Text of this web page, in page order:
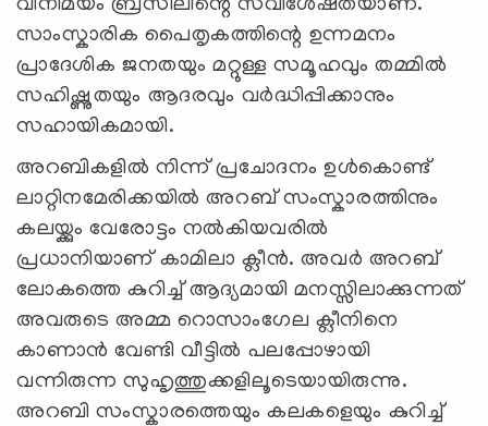
വിനിമയം ബ്രസീലിന്റെ സവിശേഷതയാണ്.
സാംസ്കാരിക പൈതൃകത്തിന്റെ ഉന്നമനം
പ്രാദേശിക ജനതയും മറ്റുള്ള സമൂഹവും തമ്മിൽ
സഹിഷ്ണുതയും ആദരവും വർദ്ധിപ്പിക്കാനും
സഹായികമായി.
അറബികളിൽ നിന്ന് പ്രചോദനം ഉൾകൊണ്ട്
ലാറ്റിനമേരിക്കയിൽ അറബ് സംസ്കാരത്തിനും
കലയ്ക്കും വേരോട്ടം നൽകിയവരിൽ
പ്രധാനിയാണ് കാമിലാ ക്ലീന്‍. അവര്‍ അറബ്
ലോകത്തെ കുറിച്ച് ആദ്യമായി മനസ്സിലാക്കുന്നത്
അവരുടെ അമ്മ റൊസാംഗേല ക്ലീനിനെ
കാണാൻ വേണ്ടി വീട്ടിൽ പലപ്പോഴായി
വന്നിരുന്ന സുഹൃത്തുക്കളിലൂടെയായിരുന്നു.
അറബി സംസ്കാരത്തെയും കലകളെയും കുറിച്ച്